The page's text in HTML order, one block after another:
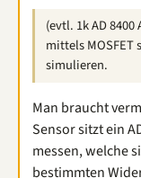
(evtl. 1k AD
mittels MOSFET
simulieren.
Man braucht
Sensor sitzt ein
messen, welche
bestimmten